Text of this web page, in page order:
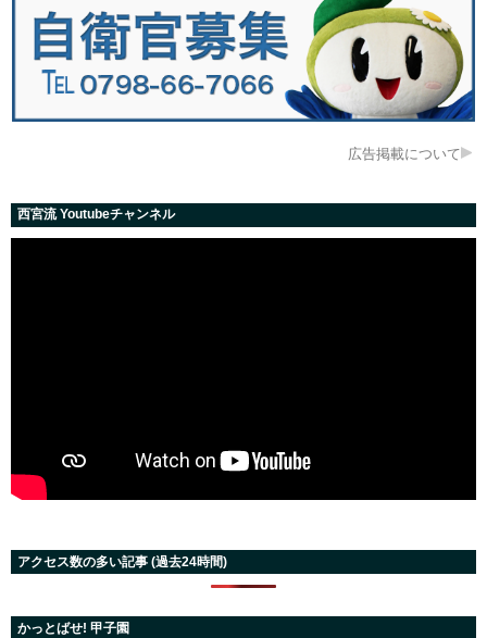
広告掲載について
西宮流 Youtubeチャンネル
アクセス数の多い記事 (過去24時間)
かっとばせ! 甲子園